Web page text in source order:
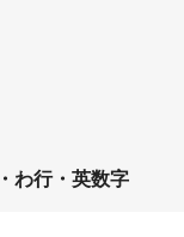
善福寺
西荻北
わ行・英数字